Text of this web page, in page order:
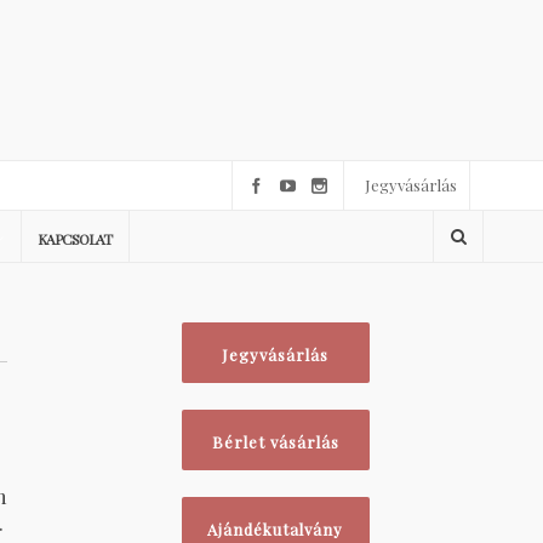
Jegyvásárlás
KAPCSOLAT
Jegyvásárlás
Bérlet vásárlás
Ajándékutalvány